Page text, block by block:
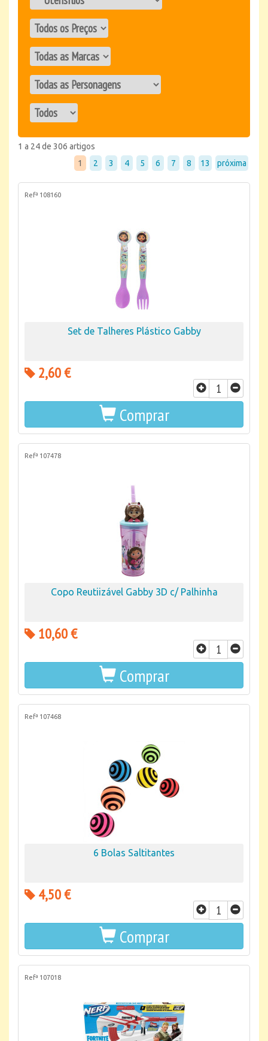
1 a 24 de 306 artigos
1
2 3 4 5 6 7 8 13 próxima
Refª 108160
Set de Talheres Plástico Gabby
2,60 €
Comprar
Refª 107478
Copo Reutiizável Gabby 3D c/ Palhinha
10,60 €
Comprar
Refª 107468
6 Bolas Saltitantes
4,50 €
Comprar
Refª 107018